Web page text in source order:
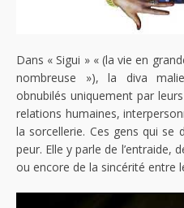
Dans « Sigui » « (la vie en
nombreuse »), la diva
obnubilés uniquement par
relations humaines,
la sorcellerie. Ces gens qui
peur. Elle y parle de l’entraide,
ou encore de la sincérité entre